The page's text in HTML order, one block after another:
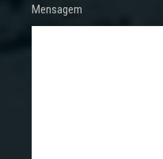
Mensagem